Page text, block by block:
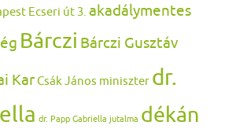
Ecseri út 3.akadálymentes
Bárczi Bárczi Gusztáv
KarCsák János miniszter dr.
dr. Papp Gabriella jutalma dékán